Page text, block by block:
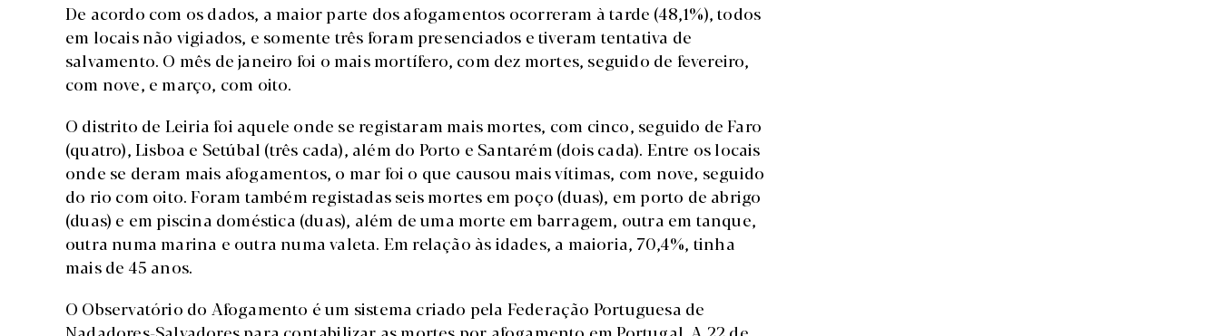
De acordo com os dados, a maior parte dos afogamentos ocorreram à tarde (48,1%), todos
em locais não vigiados, e somente três foram presenciados e tiveram tentativa de
salvamento. O mês de janeiro foi o mais mortífero, com dez mortes, seguido de fevereiro,
com nove, e março, com oito.
O distrito de Leiria foi aquele onde se registaram mais mortes, com cinco, seguido de Faro
(quatro), Lisboa e Setúbal (três cada), além do Porto e Santarém (dois cada). Entre os locais
onde se deram mais afogamentos, o mar foi o que causou mais vítimas, com nove, seguido
do rio com oito. Foram também registadas seis mortes em poço (duas), em porto de abrigo
(duas) e em piscina doméstica (duas), além de uma morte em barragem, outra em tanque,
outra numa marina e outra numa valeta. Em relação às idades, a maioria, 70,4%, tinha
mais de 45 anos.
O Observatório do Afogamento é um sistema criado pela Federação Portuguesa de